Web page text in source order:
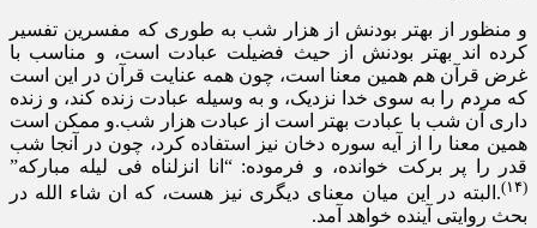
و منظور از بهتر بودنش از هزار شب به طوری که مفسرین تفسیر
کرده اند بهتر بودنش از حیث فضیلت عبادت است، و مناسب با
غرض قرآن هم همین معنا است، چون همه عنایت قرآن در این است
که مردم را به سوی خدا نزدیک، و به وسیله عبادت زنده کند، و زنده
داری آن شب با عبادت بهتر است از عبادت هزار شب.و ممکن است
همین معنا را از آیه سوره دخان نیز استفاده کرد، چون در آنجا شب
قدر را پر برکت خوانده، و فرموده: “انا انزلناه فی لیله مبارکه”
(۱۴)
.البته در این میان معنای دیگری نیز هست، که ان شاء الله در
بحث روایتی آینده خواهد آمد.